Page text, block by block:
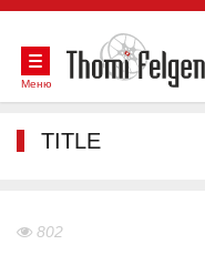
Меню
TITLE
802